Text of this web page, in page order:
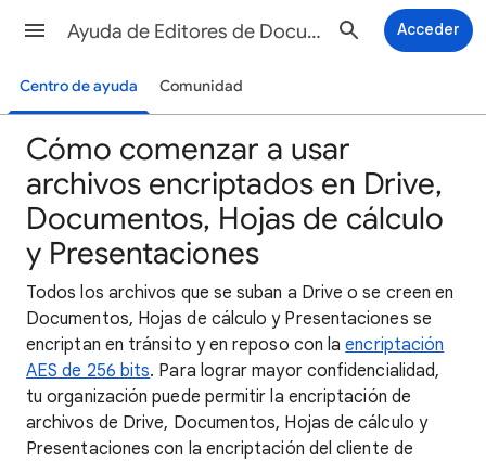
Ayuda de Editores de Documentos de Google Acceder
Centro de ayuda Comunidad
Cómo comenzar a usar
archivos encriptados en Drive,
Documentos, Hojas de cálculo
y Presentaciones
Todos los archivos que se suban a Drive o se creen en
Documentos, Hojas de cálculo y Presentaciones se
encriptan en tránsito y en reposo con laencriptación
AES de 256 bits. Para lograr mayor confidencialidad,
tu organización puede permitir la encriptación de
archivos de Drive, Documentos, Hojas de cálculo y
Presentaciones con la encriptación del cliente de